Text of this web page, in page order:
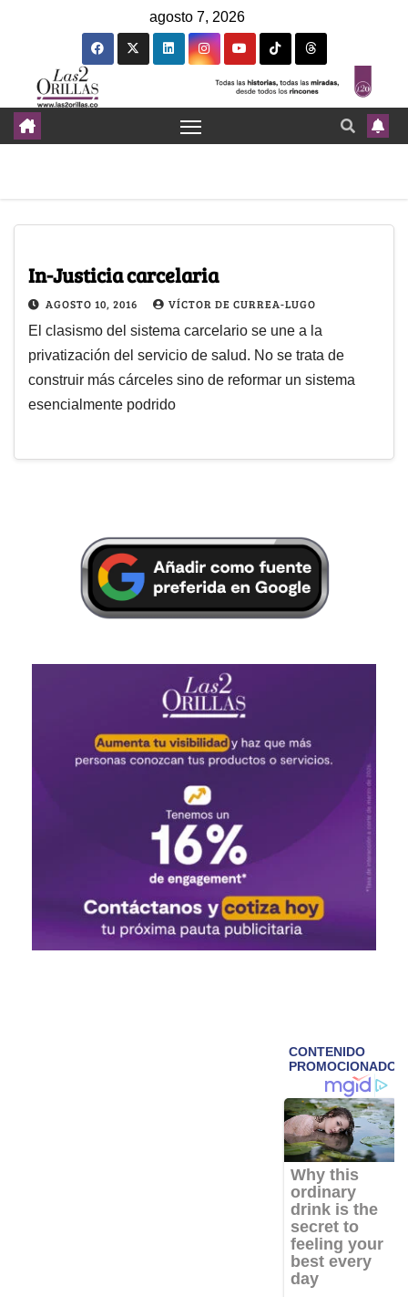
agosto 7, 2026
In-Justicia carcelaria
AGOSTO 10, 2016 VÍCTOR DE CURREA-LUGO
El clasismo del sistema carcelario se une a la
privatización del servicio de salud. No se trata de
construir más cárceles sino de reformar un sistema
esencialmente podrido